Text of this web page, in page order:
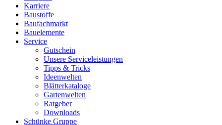
Karriere
Baustoffe
Baufachmarkt
Bauelemente
Service
Gutschein
Unsere Serviceleistungen
Tipps & Tricks
Ideenwelten
Blätterkataloge
Gartenwelten
Ratgeber
Downloads
Schünke Gruppe